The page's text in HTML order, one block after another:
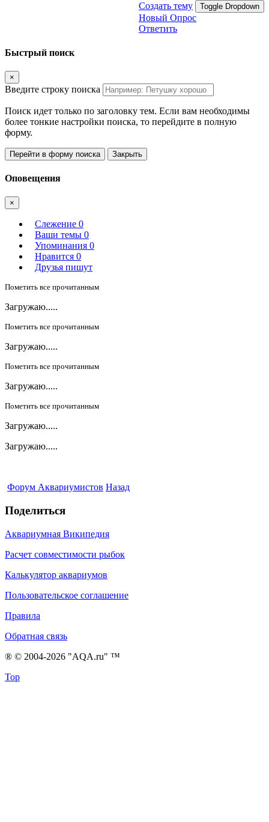
Создать тему Toggle Dropdown
Новый Опрос
Ответить
Быстрый поиск
×
Введите строку поиска
Поиск идет только по заголовку тем. Если вам необходимы
более тонкие настройки поиска, то перейдите в полную
форму.
Перейти в форму поиска Закрыть
Оповещения
×
Слежение 0
Ваши темы 0
Упоминания 0
Нравится 0
Друзья пишут
Пометить все прочитанным
Загружаю.....
Пометить все прочитанным
Загружаю.....
Пометить все прочитанным
Загружаю.....
Пометить все прочитанным
Загружаю.....
Загружаю.....
Форум Аквариумистов Назад
Поделиться
Аквариумная Википедия
Расчет совместимости рыбок
Калькулятор аквариумов
Пользовательское соглашение
Правила
Обратная связь
® © 2004-2026 "AQA.ru" ™
Top